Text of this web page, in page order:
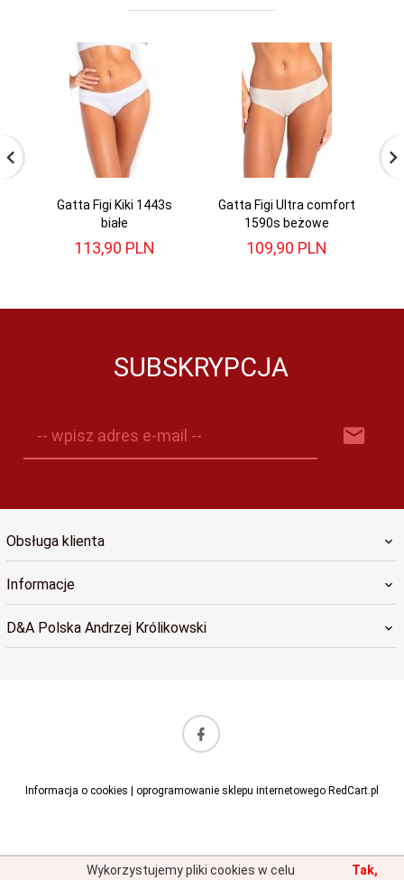
Gatta Figi Kiki 1443s
białe
113,90 PLN
Gatta Figi Ultra comfort
1590s beżowe
109,90 PLN
SUBSKRYPCJA
-- wpisz adres e-mail --
Obsługa klienta
Informacje
D&A Polska Andrzej Królikowski
Informacja o cookies | oprogramowanie sklepu internetowego RedCart.pl
Wykorzystujemy pliki cookies w celu Tak,